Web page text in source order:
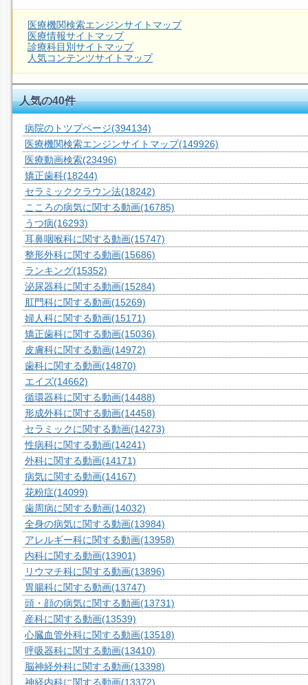
医療機関検索エンジンサイトマップ
医療情報サイトマップ
診療科目別サイトマップ
人気コンテンツサイトマップ
人気の40件
病院のトツプページ(394134)
医療機関検索エンジンサイトマップ(149926)
医療動画検索(23496)
矯正歯科(18244)
セラミッククラウン法(18242)
こころの病気に関する動画(16785)
うつ病(16293)
耳鼻咽喉科に関する動画(15747)
整形外科に関する動画(15686)
ランキング(15352)
泌尿器科に関する動画(15284)
肛門科に関する動画(15269)
婦人科に関する動画(15171)
矯正歯科に関する動画(15036)
皮膚科に関する動画(14972)
歯科に関する動画(14870)
エイズ(14662)
循環器科に関する動画(14488)
形成外科に関する動画(14458)
セラミックに関する動画(14273)
性病科に関する動画(14241)
外科に関する動画(14171)
病気に関する動画(14167)
花粉症(14099)
歯周病に関する動画(14032)
全身の病気に関する動画(13984)
アレルギー科に関する動画(13958)
内科に関する動画(13901)
リウマチ科に関する動画(13896)
胃腸科に関する動画(13747)
頭・顔の病気に関する動画(13731)
産科に関する動画(13539)
心臓血管外科に関する動画(13518)
呼吸器科に関する動画(13410)
脳神経外科に関する動画(13398)
神経内科に関する動画(13372)